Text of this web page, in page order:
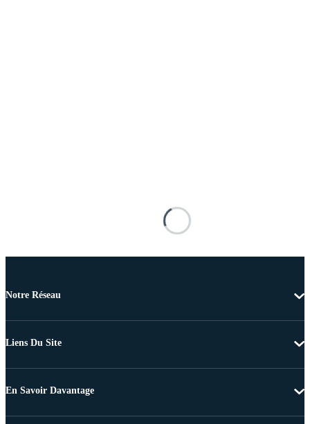
Notre Réseau
Liens Du Site
En Savoir Davantage